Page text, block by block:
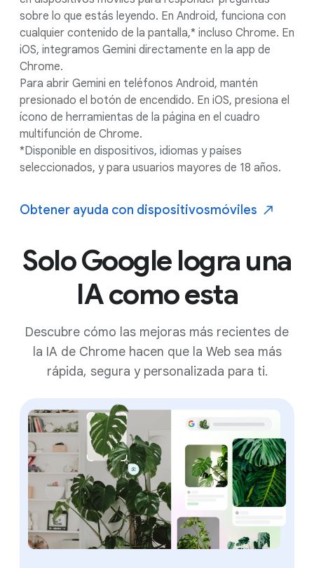
El enfoque de Google respecto a la IA
sobre lo que estás leyendo. En Android, funciona con
cualquier contenido de la pantalla,* incluso Chrome. En
iOS, integramos Gemini directamente en la app de
Chrome.
Para abrir Gemini en teléfonos Android, mantén
presionado el botón de encendido. En iOS, presiona el
ícono de herramientas de la página en el cuadro
multifunción de Chrome.
*Disponible en dispositivos, idiomas y países
seleccionados, y para usuarios mayores de 18 años.
Obtener ayuda con dispositivosmóviles
Solo Google logra una
IA como esta
Descubre cómo las mejoras más recientes de
la IA de Chrome hacen que la Web sea más
rápida, segura y personalizada para ti.